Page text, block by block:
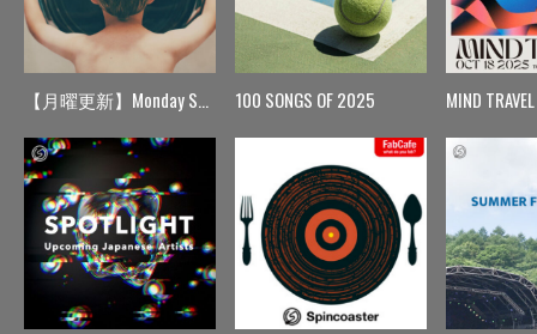
【月曜更新】Monday Spin 100 SONGS OF 2025 MIND TRAVEL